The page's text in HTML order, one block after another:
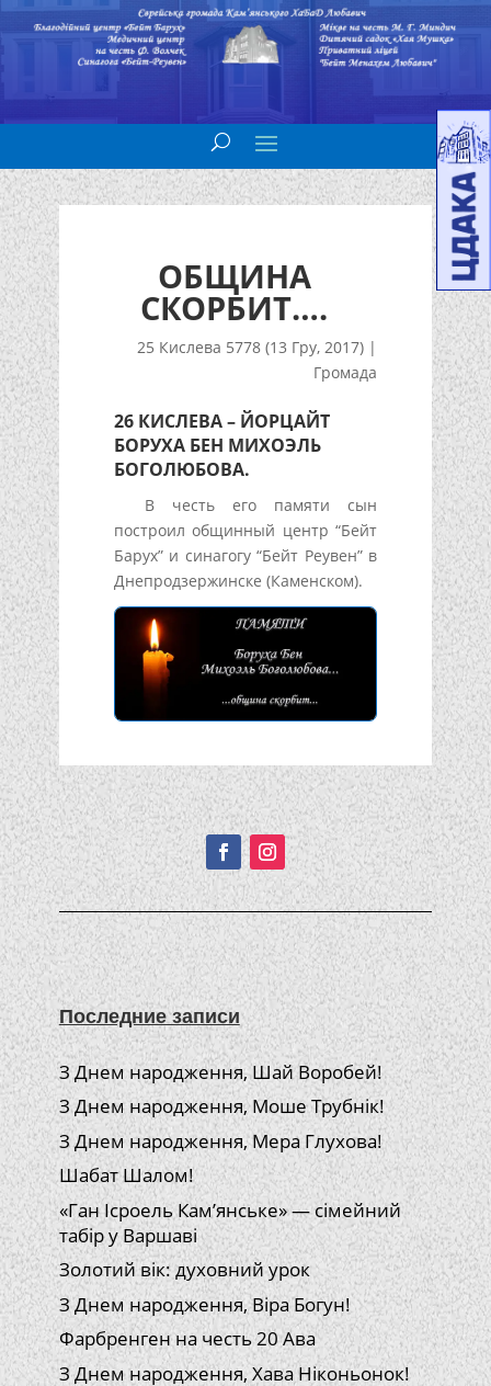
ОБЩИНА
СКОРБИТ….
25 Кислева 5778 (13 Гру, 2017) |
Громада
26 КИСЛЕВА – ЙОРЦАЙТ
БОРУХА БЕН МИХОЭЛЬ
БОГОЛЮБОВА.
В честь его памяти сын
построил общинный центр “Бейт
Барух” и синагогу “Бейт Реувен” в
Днепродзержинске (Каменском).
Подписывайтесь!
Последние записи
З Днем народження, Шай Воробей!
З Днем народження, Моше Трубнік!
З Днем народження, Мера Глухова!
Шабат Шалом!
«Ган Ісроель Кам’янське» — сімейний
табір у Варшаві
Золотий вік: духовний урок
З Днем народження, Віра Богун!
Фарбренген на честь 20 Ава
З Днем народження, Хава Ніконьонок!